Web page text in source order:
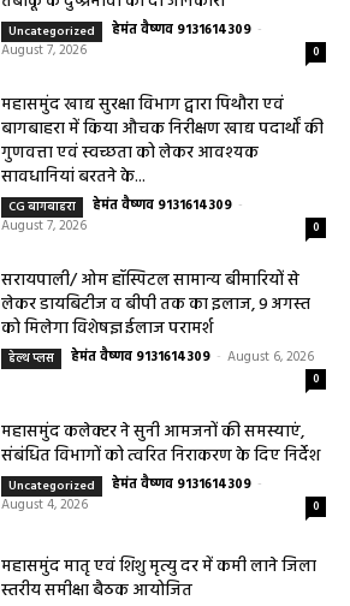
Uncategorized हेमंत वैष्णव 9131614309 -
August 7, 2026
0
महासमुंद खाद्य सुरक्षा विभाग द्वारा पिथौरा एवं
बागबाहरा में किया औचक निरीक्षण खाद्य पदार्थों की
गुणवत्ता एवं स्वच्छता को लेकर आवश्यक
सावधानियां बरतने के...
CG बागबाहरा हेमंत वैष्णव 9131614309 -
August 7, 2026
0
सरायपाली/ ओम हॉस्पिटल सामान्य बीमारियों से
लेकर डायबिटीज व बीपी तक का इलाज, 9 अगस्त
को मिलेगा विशेषज्ञ ईलाज परामर्श
हेल्थ प्लस हेमंत वैष्णव 9131614309 - August 6, 2026
0
महासमुंद कलेक्टर ने सुनी आमजनों की समस्याएं,
संबंधित विभागों को त्वरित निराकरण के दिए निर्देश
Uncategorized हेमंत वैष्णव 9131614309 -
August 4, 2026
0
महासमुंद मातृ एवं शिशु मृत्यु दर में कमी लाने जिला
स्तरीय समीक्षा बैठक आयोजित